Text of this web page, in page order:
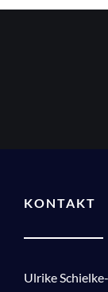
KONTAKT
Ulrike